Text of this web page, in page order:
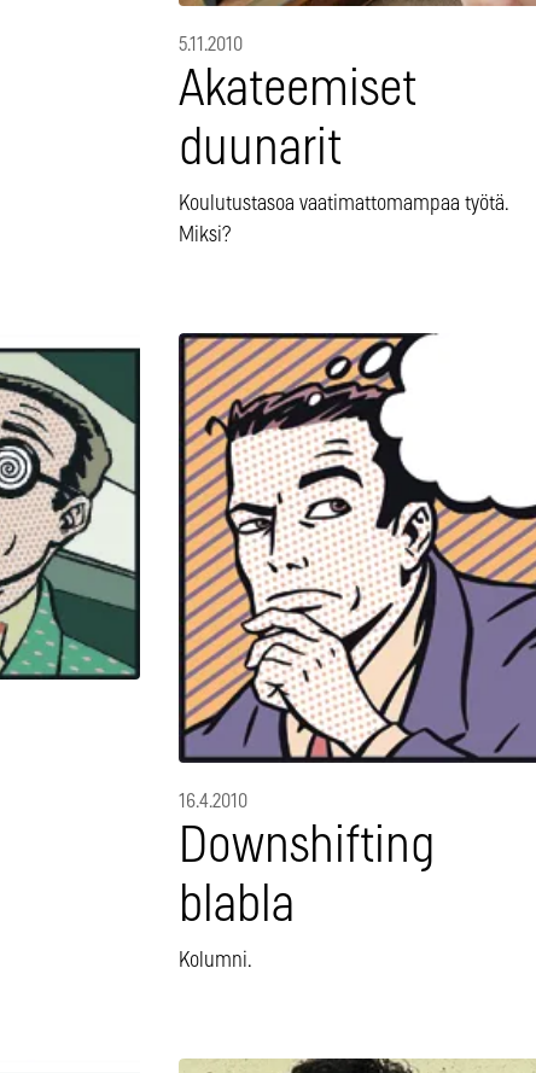
5.11.2010
Akateemiset
duunarit
Koulutustasoa vaatimattomampaa työtä.
Miksi?
16.4.2010
Downshifting
blabla
Kolumni.